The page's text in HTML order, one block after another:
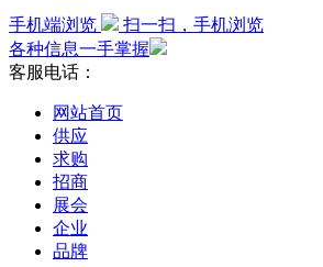
手机端浏览
扫一扫，手机浏览
各种信息一手掌握
客服电话：
网站首页
供应
求购
招商
展会
企业
品牌